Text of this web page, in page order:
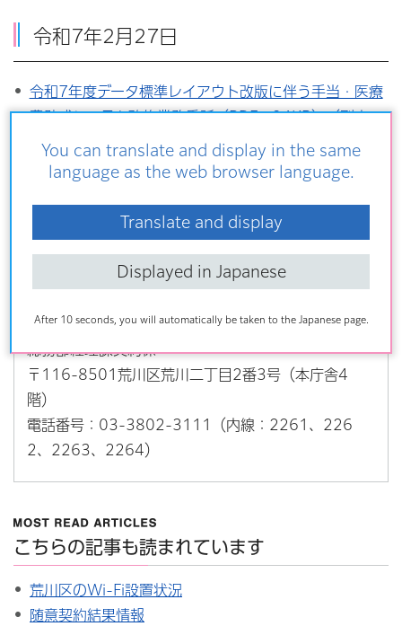
You can translate and display in the same
language as the web browser language.
Translate and display
Displayed in Japanese
After 10 seconds, you will automatically be taken to the Japanese page.
令和7年2月27日
令和7年度データ標準レイアウト改版に伴う手当・医療
費助成システム改修業務委託（PDF：94KB）（別ウィ
ンドウで開きます）
消耗品購入契約(保育園用モバイルパソコン導入に伴う
ウィンドウで開きます）
総務部経理課契約係
〒116-8501荒川区荒川二丁目2番3号（本庁舎4
階）
電話番号：03-3802-3111（内線：2261、226
2、2263、2264）
こちらの記事も読まれています
荒川区のWi-Fi設置状況
随意契約結果情報